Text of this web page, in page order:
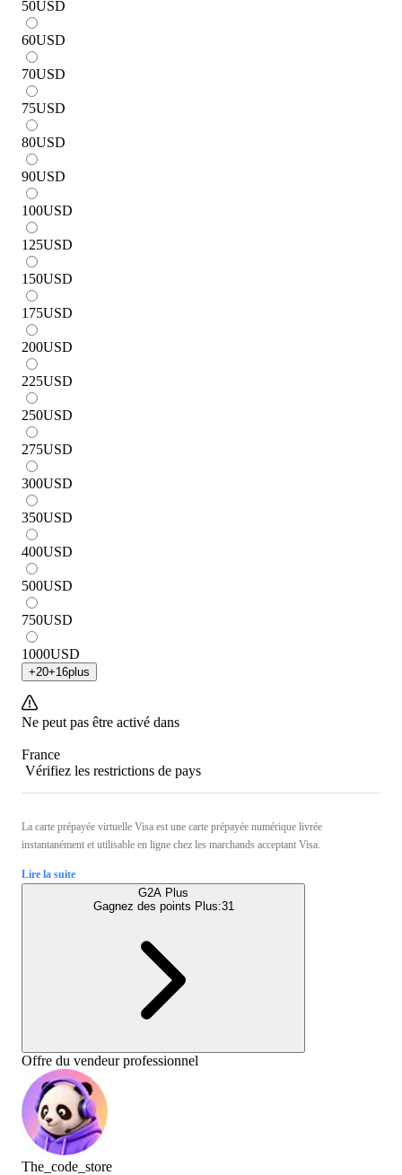
50USD
60USD
70USD
75USD
80USD
90USD
100USD
125USD
150USD
175USD
200USD
225USD
250USD
275USD
300USD
350USD
400USD
500USD
750USD
1000USD
+20+16plus
Ne peut pas être activé dans
France
Vérifiez les restrictions de pays
La carte prépayée virtuelle Visa est une carte prépayée numérique livrée
instantanément et utilisable en ligne chez les marchands acceptant Visa.
Lire la suite
G2A Plus
Gagnez des points Plus:31
Offre du vendeur professionnel
The_code_store